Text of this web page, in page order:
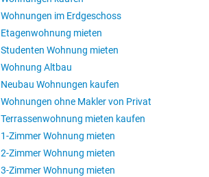
Wohnungen im Erdgeschoss
Etagenwohnung mieten
Studenten Wohnung mieten
Wohnung Altbau
Neubau Wohnungen kaufen
Wohnungen ohne Makler von Privat
Terrassenwohnung mieten kaufen
1-Zimmer Wohnung mieten
2-Zimmer Wohnung mieten
3-Zimmer Wohnung mieten